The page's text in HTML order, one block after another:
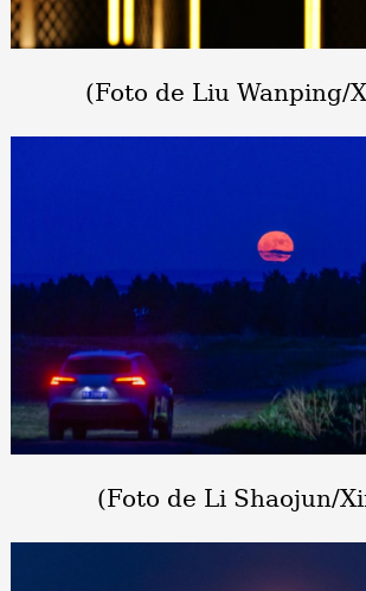
(Foto de Liu Wanping/
(Foto de Li Shaojun/